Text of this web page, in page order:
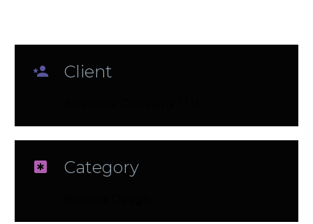
 Client
 Category